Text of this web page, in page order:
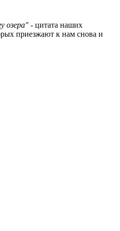
озера" - цитата наших
приезжают к нам снова и